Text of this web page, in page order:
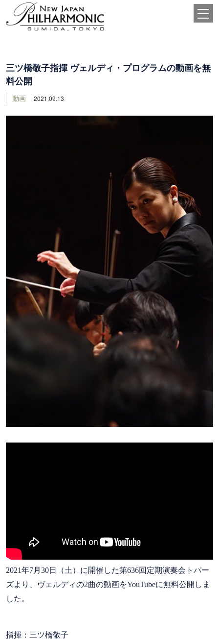
三ツ橋敬子指揮 ヴェルディ・プログラムの動画を無
料公開
動画
2021.09.13
2021年7月30日（土）に開催した第636回定期演奏会トパー
ズより、ヴェルディの2曲の動画をYouTubeに無料公開しま
した。
指揮：三ツ橋敬子